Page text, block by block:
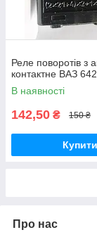
Реле поворотів з
контактне ВАЗ
В наявності
142,50 ₴ 150 ₴
Купити
Про нас